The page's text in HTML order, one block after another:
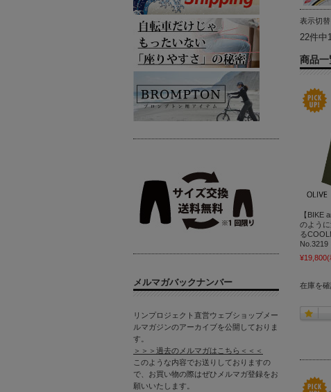
表示切替
22件中
商品一
【BIKE
のよう
る
No.3219
¥19,800(
在庫を
メルマガバックナンバー
リンプロジェクト直営ウェブショップメー
ルマガジンのアーカイブを公開しておりま
す。
＞＞＞過去のメルマガはこちら＜＜＜
このような内容でお送りしておりますの
で、お買い物の際はぜひメルマガ登録をお
願いいたします。